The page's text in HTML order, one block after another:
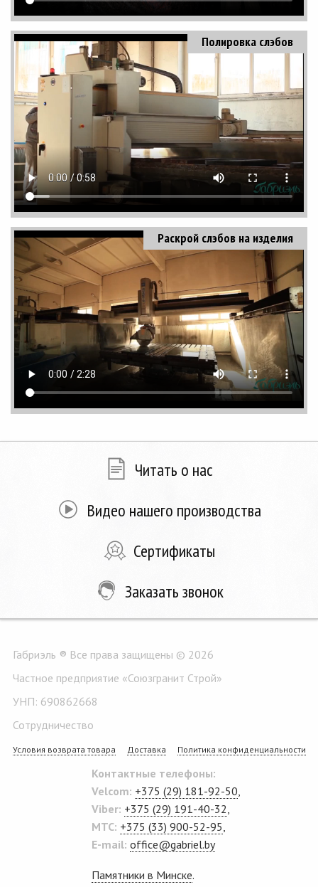
Полировка слэбов
Раскрой слэбов на изделия
Читать о нас
Видео нашего производства
Сертификаты
Заказать звонок
Габриэль ® Все права защищены © 2026
Частное предприятие «Союзгранит Строй»
УНП: 690862668
Сотрудничество
Условия возврата товара Доставка Политика конфиденциальности
Контактные телефоны:
Velcom: +375 (29) 181-92-50
Viber: +375 (29) 191-40-32
MTC: +375 (33) 900-52-95
E-mail: office@gabriel.by
Памятники в Минске.